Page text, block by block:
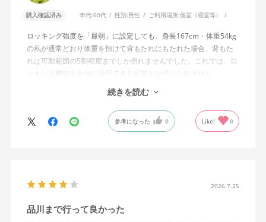
購入確認済み 年代:60代 性別:男性 ご利用場所:個室（寝室等）
ロッキング強度を「最弱」に設定しても、身長167cm・体重54kg
の私が通常どおり体重を預けて背もたれにもたれた場合、背もた
れは可動範囲の5割程度までしか倒れませんでした。これでは、ロ
ッキング機能を十分に活用できる状態とは感じられません。
私は勤務先で約11年間、同シリーズのWizard2を使用していま
す。Wizard2にもロッキング強度調整機能が備わっており、最弱に
設定した場合は、通常どおり体重を預けることで背もたれは可動
含めれば私より体重の軽い利用者は数多くいると思われるため、
あれば、ロッキング機能としてどのような使用感を想定している
続きを読む
参考になった 0 Like! 0
2026.7.25
品川まで行って良かった